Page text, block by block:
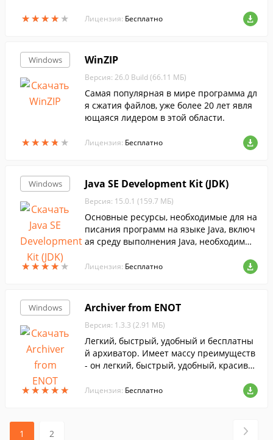
★★★★ ★
★★★★ ★ Лицензия: Бесплатно
Windows
★★★★ ★
★★★★ ★
WinZIP
Версия: 26.0 Build (66.11 МБ)
Самая популярная в мире программа дл
я сжатия файлов, уже более 20 лет явля
ющаяся лидером в этой области.
Лицензия: Бесплатно
Windows
★★★★★
★★★★★
Java SE Development Kit (JDK)
Версия: 15.0.1 (159.7 МБ)
Основные ресурсы, необходимые для на
писания программ на языке Java, включ
ая среду выполнения Java, необходимые
онстрационные приложения....
Лицензия: Бесплатно
Windows
★★★★★
★★★★★
Archiver from ENOT
Версия: 1.3.3 (2.91 МБ)
Легкий, быстрый, удобный и бесплатны
й архиватор. Имеет массу преимуществ
- он легкий, быстрый, удобный, красивы
Лицензия: Бесплатно
1 2